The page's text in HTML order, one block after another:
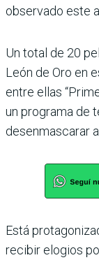
observado este
Un total de 20
León de Oro en
entre ellas
un programa de
desenmascarar
Está
recibir elogios